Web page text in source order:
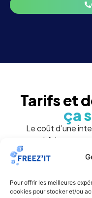
Pour offrir les meilleures
cookies pour stocker et/ou
Tarifs et
ça
Le coût d’une
nuisible
d’infestation,
méthode retenue.
ou une